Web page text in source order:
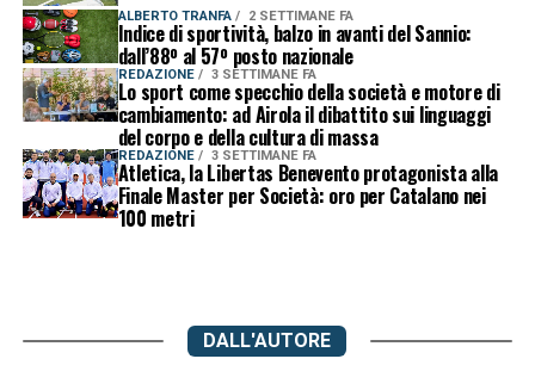
ALBERTO TRANFA 2 SETTIMANE FA
Indice di sportività, balzo in avanti del Sannio:
dall’88º al 57º posto nazionale
REDAZIONE 3 SETTIMANE FA
Lo sport come specchio della società e motore di
cambiamento: ad Airola il dibattito sui linguaggi
del corpo e della cultura di massa
REDAZIONE 3 SETTIMANE FA
Atletica, la Libertas Benevento protagonista alla
Finale Master per Società: oro per Catalano nei
100 metri
DALL'AUTORE